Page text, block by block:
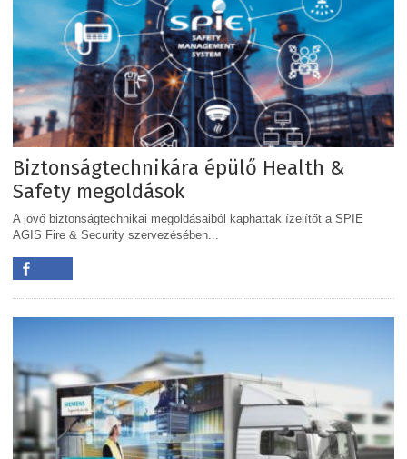
Biztonságtechnikára épülő Health &
Safety megoldások
A jövő biztonságtechnikai megoldásaiból kaphattak ízelítőt a SPIE
AGIS Fire & Security szervezésében...